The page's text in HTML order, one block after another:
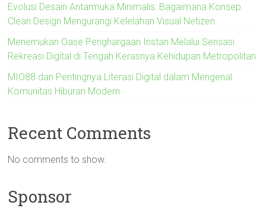
Evolusi Desain Antarmuka Minimalis: Bagaimana Konsep
Clean Design Mengurangi Kelelahan Visual Netizen
Menemukan Oase Penghargaan Instan Melalui Sensasi
Rekreasi Digital di Tengah Kerasnya Kehidupan Metropolitan
MIO88 dan Pentingnya Literasi Digital dalam Mengenal
Komunitas Hiburan Modern
Recent Comments
No comments to show.
Sponsor